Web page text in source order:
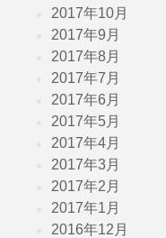
2017年10月
2017年9月
2017年8月
2017年7月
2017年6月
2017年5月
2017年4月
2017年3月
2017年2月
2017年1月
2016年12月